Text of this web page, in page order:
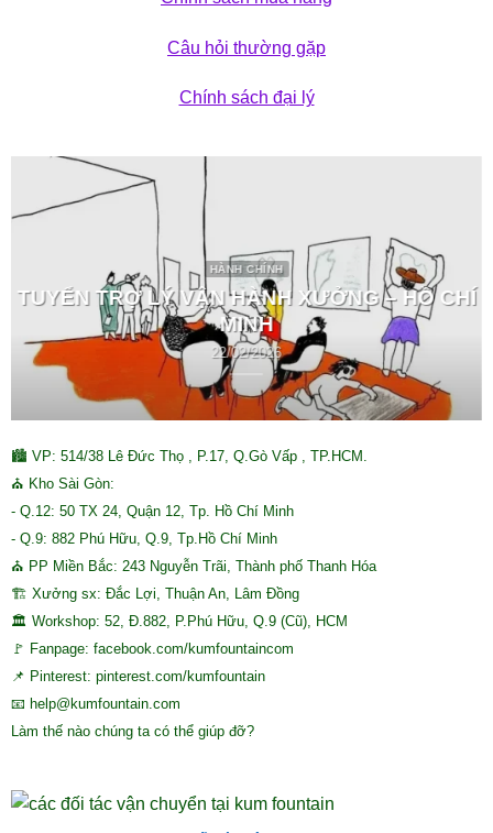
Câu hỏi thường gặp
Chính sách đại lý
HÀNH CHÍNH
TUYỂN TRỢ LÝ VẬN HÀNH XƯỞNG – HỒ CHÍ
MINH
22/02/2026
🏙 VP: 514/38 Lê Đức Thọ , P.17, Q.Gò Vấp , TP.HCM.
⛪ Kho Sài Gòn:
- Q.12: 50 TX 24, Quận 12, Tp. Hồ Chí Minh
- Q.9: 882 Phú Hữu, Q.9, Tp.Hồ Chí Minh
⛪ PP Miền Bắc: 243 Nguyễn Trãi, Thành phố Thanh Hóa
🏗 Xưởng sx: Đắc Lợi, Thuận An, Lâm Đồng
🏛 Workshop: 52, Đ.882, P.Phú Hữu, Q.9 (Cũ), HCM
🚩 Fanpage: facebook.com/kumfountaincom
📌 Pinterest: pinterest.com/kumfountain
📧 help@kumfountain.com
Làm thế nào chúng ta có thể giúp đỡ?